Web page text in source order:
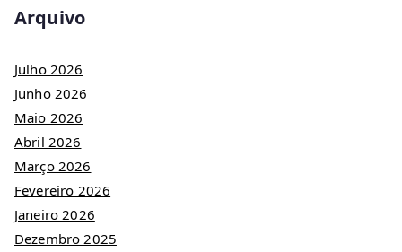
Arquivo
Julho 2026
Junho 2026
Maio 2026
Abril 2026
Março 2026
Fevereiro 2026
Janeiro 2026
Dezembro 2025